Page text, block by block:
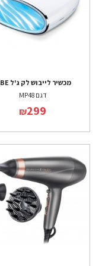
מכשיר לייבוש לק ג'ל BE...
דגם MP48
₪299